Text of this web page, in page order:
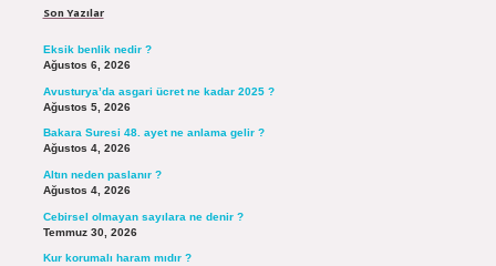
Son Yazılar
Eksik benlik nedir ?
Ağustos 6, 2026
Avusturya’da asgari ücret ne kadar 2025 ?
Ağustos 5, 2026
Bakara Suresi 48. ayet ne anlama gelir ?
Ağustos 4, 2026
Altın neden paslanır ?
Ağustos 4, 2026
Cebirsel olmayan sayılara ne denir ?
Temmuz 30, 2026
Kur korumalı haram mıdır ?